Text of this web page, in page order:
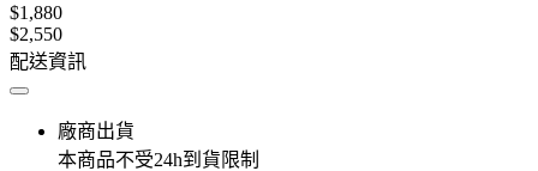
$1,880
$2,550
配送資訊
廠商出貨
本商品不受24h到貨限制